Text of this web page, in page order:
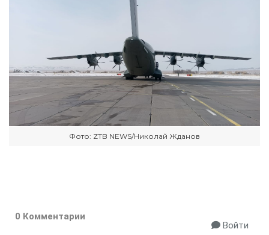
Фото: ZTB NEWS/Николай Жданов
0 Комментарии
Войти